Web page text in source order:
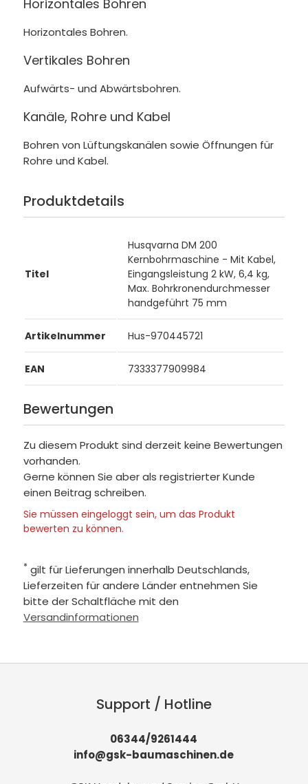
Horizontales Bohren
Horizontales Bohren.
Vertikales Bohren
Aufwärts- und Abwärtsbohren.
Kanäle, Rohre und Kabel
Bohren von Lüftungskanälen sowie Öffnungen für
Rohre und Kabel.
Produktdetails
Titel
Husqvarna DM 200
Kernbohrmaschine - Mit Kabel,
Eingangsleistung 2 kW, 6,4 kg,
Max. Bohrkronendurchmesser
handgeführt 75 mm
Artikelnummer Hus-970445721
EAN 7333377909984
Bewertungen
Zu diesem Produkt sind derzeit keine Bewertungen
vorhanden.
Gerne können Sie aber als registrierter Kunde
einen Beitrag schreiben.
Sie müssen eingeloggt sein, um das Produkt
bewerten zu können.
* gilt für Lieferungen innerhalb Deutschlands,
Lieferzeiten für andere Länder entnehmen Sie
bitte der Schaltfläche mit den
Versandinformationen
Support / Hotline
06344/9261444
info@gsk-baumaschinen.de